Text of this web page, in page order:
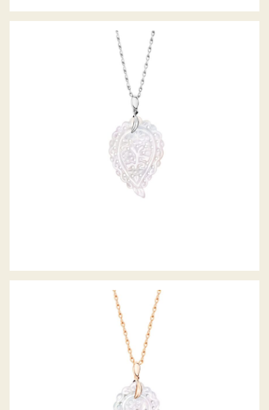
ANHÄNGER INDIA
ANHÄNGER INDIA